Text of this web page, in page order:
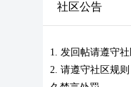
社区公告
1. 发回帖请遵守社
2. 请遵守社区规